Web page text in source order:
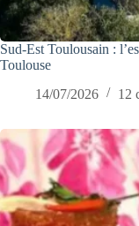
Sud-Est Toulousain :
Toulouse
14/07/2026
12